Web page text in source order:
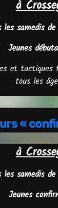
à
les samedis
Jeunes
et tactiques
tous les
«
à
les samedis
Jeunes